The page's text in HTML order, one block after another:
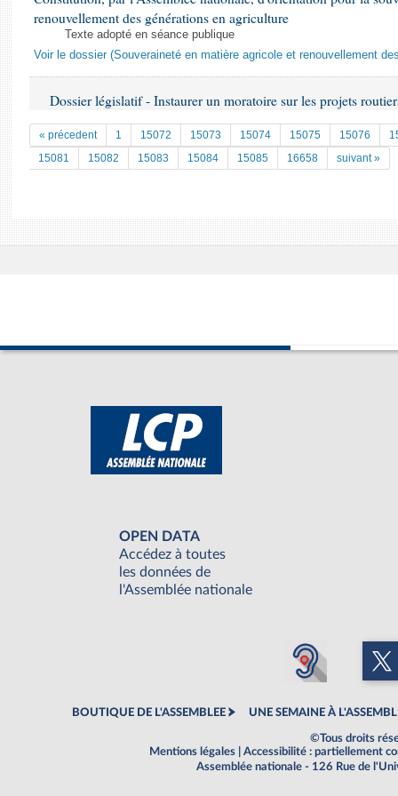
renouvellement des générations en agriculture
Texte adopté en séance publique
Voir le dossier (Souveraineté en matière agricole et renouvellement
Dossier législatif - Instaurer un moratoire sur les projets
« précedent 1 15072 15073 15074 15075 15076
15081
15082 15083 15084 15085 16658 suivant »
OPEN DATA
Accédez à toutes
les données de
l'Assemblée nationale
BOUTIQUE DE L'ASSEMBLEE UNE SEMAINE À
©Tous droits
Mentions légales
Accessibilité : partiellement
Assemblée nationale - 126 Rue de